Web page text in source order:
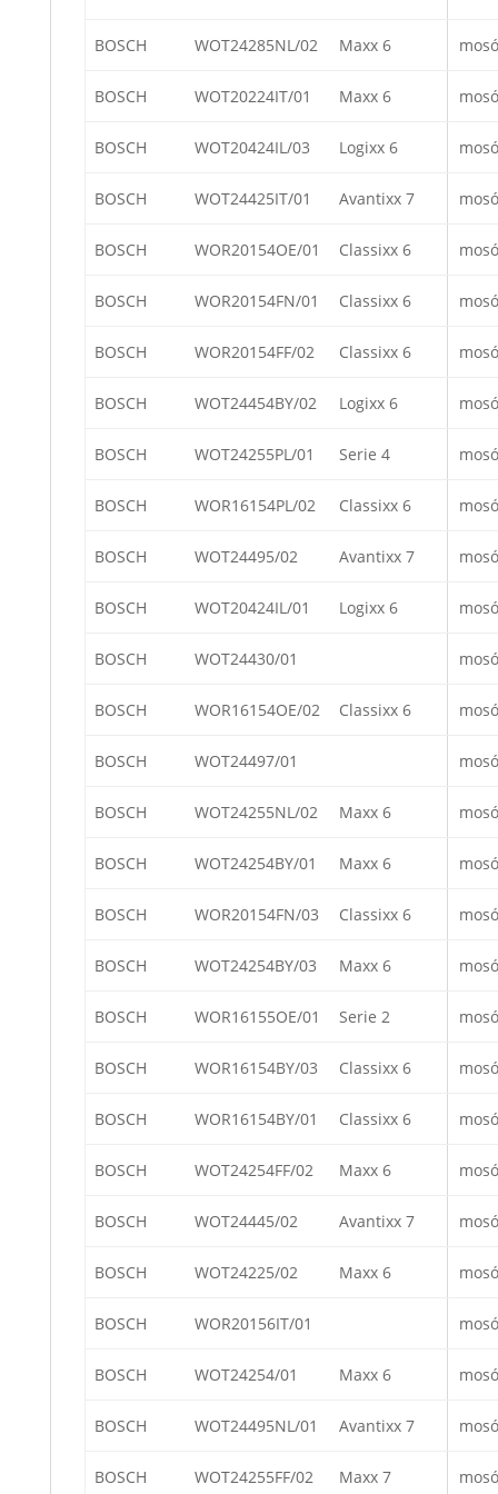
BOSCH WOT24285NL/02 Maxx 6
BOSCH WOT20224IT/01 Maxx 6
BOSCH WOT20424IL/03 Logixx 6
BOSCH WOT24425IT/01 Avantixx 7
BOSCH WOR20154OE/01 Classixx 6
BOSCH WOR20154FN/01 Classixx 6
BOSCH WOR20154FF/02 Classixx 6
BOSCH WOT24454BY/02 Logixx 6
BOSCH WOT24255PL/01 Serie 4
BOSCH WOR16154PL/02 Classixx 6
BOSCH WOT24495/02 Avantixx 7
BOSCH WOT20424IL/01 Logixx 6
BOSCH WOT24430/01
BOSCH WOR16154OE/02 Classixx 6
BOSCH WOT24497/01
BOSCH WOT24255NL/02 Maxx 6
BOSCH WOT24254BY/01 Maxx 6
BOSCH WOR20154FN/03 Classixx 6
BOSCH WOT24254BY/03 Maxx 6
BOSCH WOR16155OE/01 Serie 2
BOSCH WOR16154BY/03 Classixx 6
BOSCH WOR16154BY/01 Classixx 6
BOSCH WOT24254FF/02 Maxx 6
BOSCH WOT24445/02 Avantixx 7
BOSCH WOT24225/02 Maxx 6
BOSCH WOR20156IT/01
BOSCH WOT24254/01 Maxx 6
BOSCH WOT24495NL/01 Avantixx 7
BOSCH WOT24255FF/02 Maxx 7